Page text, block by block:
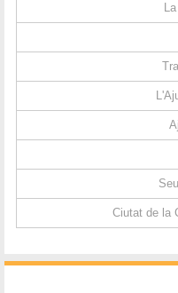
Ciutat de la